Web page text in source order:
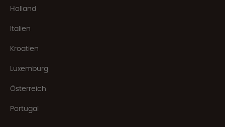
Holland
Italien
Kroatien
Luxemburg
Österreich
Portugal